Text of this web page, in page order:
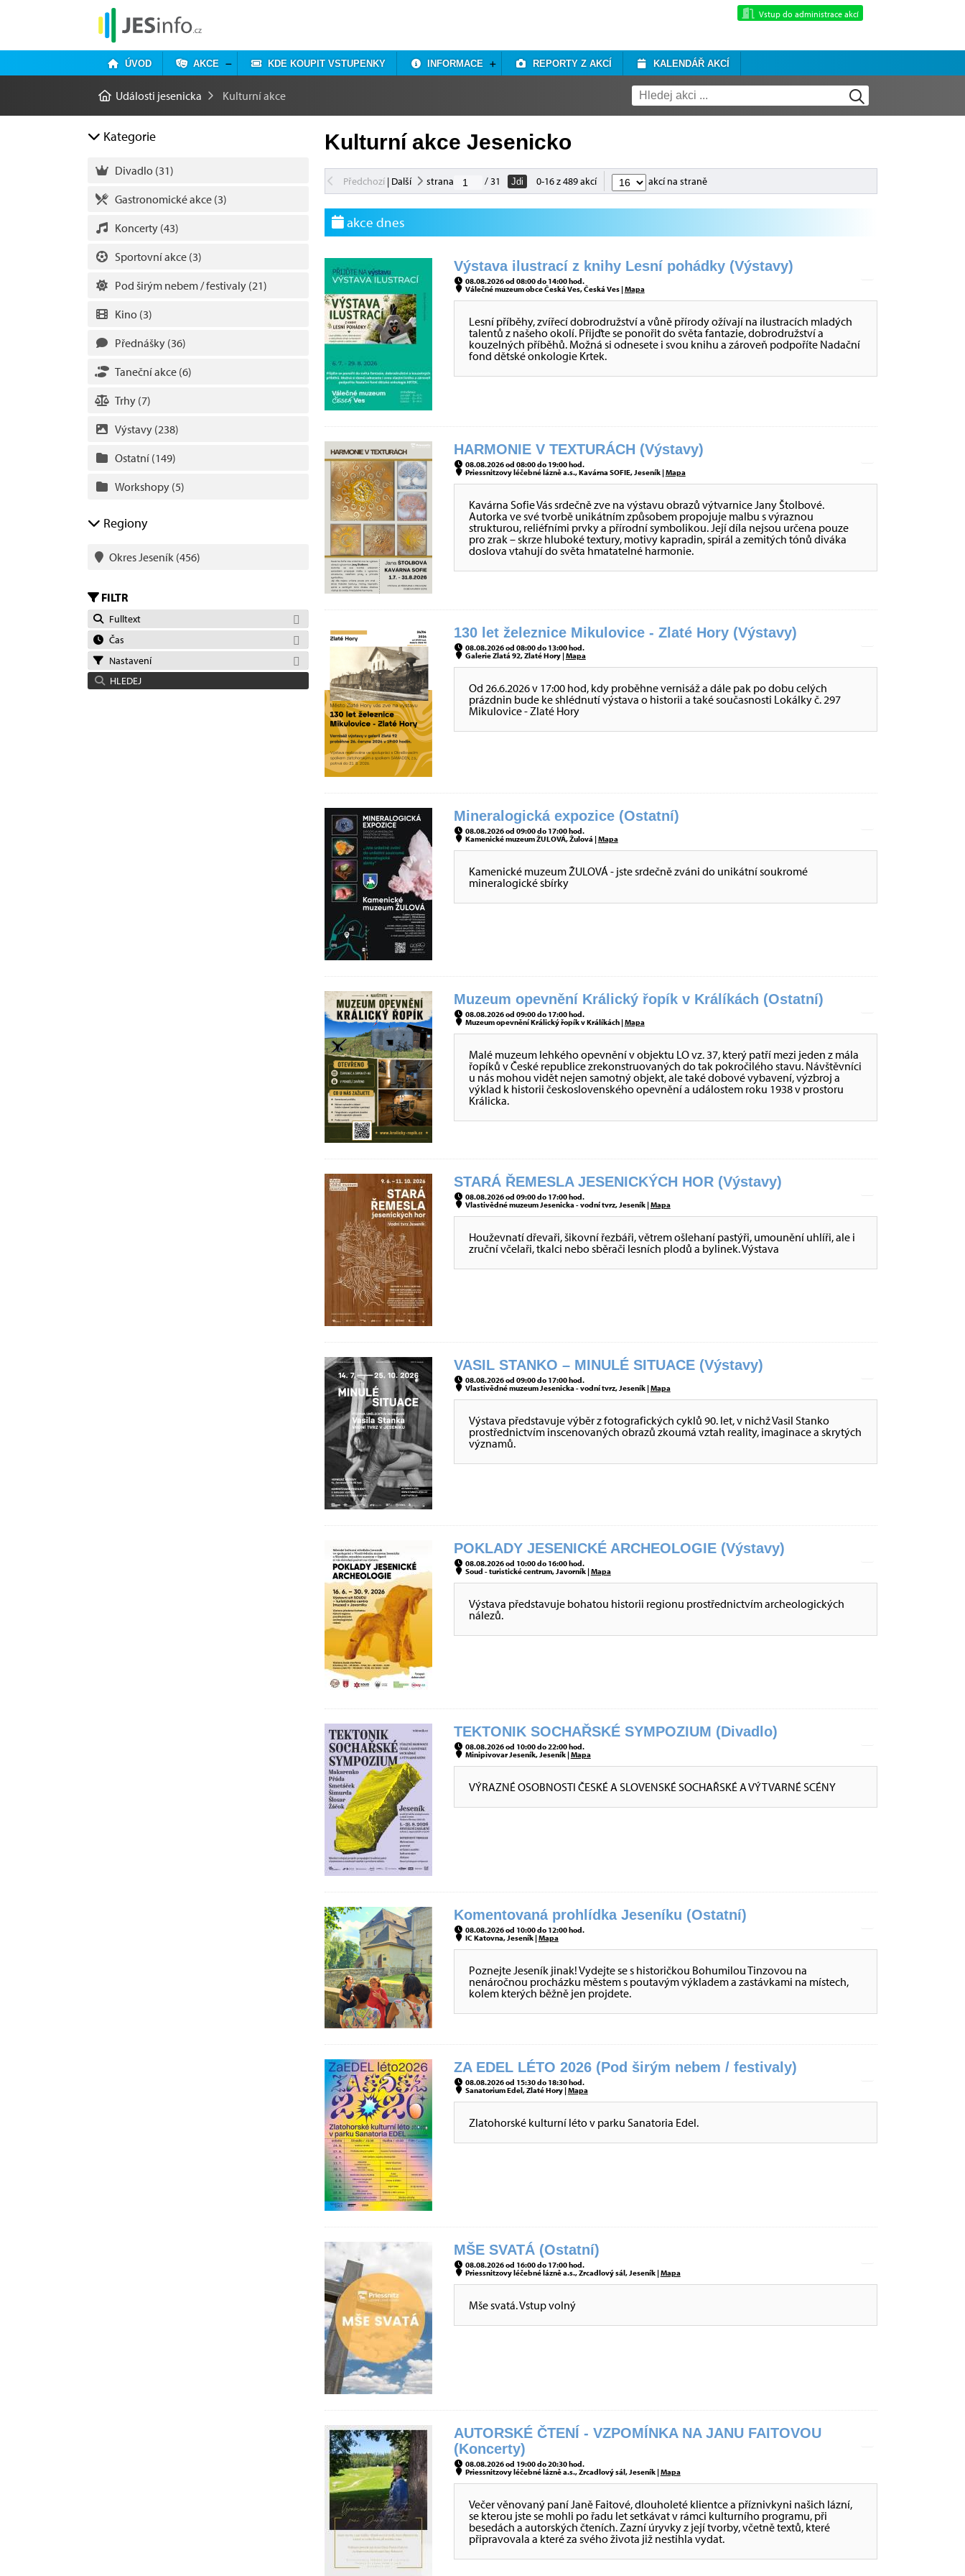
Vstup do administrace akcí
ÚVOD AKCE KDE KOUPIT VSTUPENKY INFORMACE REPORTY Z AKCÍ KALENDÁŘ AKCÍ
Události jesenicka Kulturní akce
Kategorie
Divadlo (31)
Gastronomické akce (3)
Koncerty (43)
Sportovní akce (3)
Pod širým nebem / festivaly (21)
Kino (3)
Přednášky (36)
Taneční akce (6)
Trhy (7)
Výstavy (238)
Ostatní (149)
Workshopy (5)
Regiony
Okres Jeseník (456)
FILTR
Fulltext
Čas
Nastavení
HLEDEJ
Kulturní akce Jesenicko
Předchozí| Další strana / 31 Jdi 0-16 z 489 akcí akcí na straně
akce dnes
Výstava ilustrací z knihy Lesní pohádky (Výstavy)
08.08.2026 od 08:00 do 14:00 hod.
Válečné muzeum obce Česká Ves, Česká Ves |Mapa
Lesní příběhy, zvířecí dobrodružství a vůně přírody ožívají na ilustracích mladých
talentů z našeho okolí. Přijďte se ponořit do světa fantazie, dobrodružství a
kouzelných příběhů. Možná si odnesete i svou knihu a zároveň podpoříte Nadační
fond dětské onkologie Krtek.
HARMONIE V TEXTURÁCH (Výstavy)
08.08.2026 od 08:00 do 19:00 hod.
Priessnitzovy léčebné lázně a.s., Kavárna SOFIE, Jeseník |Mapa
Kavárna Sofie Vás srdečně zve na výstavu obrazů výtvarnice Jany Štolbové.
Autorka ve své tvorbě unikátním způsobem propojuje malbu s výraznou
strukturou, reliéfními prvky a přírodní symbolikou. Její díla nejsou určena pouze
pro zrak – skrze hluboké textury, motivy kapradin, spirál a zemitých tónů diváka
doslova vtahují do světa hmatatelné harmonie.
130 let železnice Mikulovice - Zlaté Hory (Výstavy)
08.08.2026 od 08:00 do 13:00 hod.
Galerie Zlatá 92, Zlaté Hory |Mapa
Od 26.6.2026 v 17:00 hod, kdy proběhne vernisáž a dále pak po dobu celých
prázdnin bude ke shlédnutí výstava o historii a také současnosti Lokálky č. 297
Mikulovice - Zlaté Hory
Mineralogická expozice (Ostatní)
08.08.2026 od 09:00 do 17:00 hod.
Kamenické muzeum ŽULOVÁ, Žulová |Mapa
Kamenické muzeum ŽULOVÁ - jste srdečně zváni do unikátní soukromé
mineralogické sbírky
Muzeum opevnění Králický řopík v Králíkách (Ostatní)
08.08.2026 od 09:00 do 17:00 hod.
Muzeum opevnění Králický řopík v Králíkách |Mapa
Malé muzeum lehkého opevnění v objektu LO vz. 37, který patří mezi jeden z mála
řopíků v České republice zrekonstruovaných do tak pokročilého stavu. Návštěvníci
u nás mohou vidět nejen samotný objekt, ale také dobové vybavení, výzbroj a
výklad k historii československého opevnění a událostem roku 1938 v prostoru
Králicka.
STARÁ ŘEMESLA JESENICKÝCH HOR (Výstavy)
08.08.2026 od 09:00 do 17:00 hod.
Vlastivědné muzeum Jesenicka - vodní tvrz, Jeseník |Mapa
Houževnatí dřevaři, šikovní řezbáři, větrem ošlehaní pastýři, umounění uhlíři, ale i
zruční včelaři, tkalci nebo sběrači lesních plodů a bylinek. Výstava
VASIL STANKO – MINULÉ SITUACE (Výstavy)
08.08.2026 od 09:00 do 17:00 hod.
Vlastivědné muzeum Jesenicka - vodní tvrz, Jeseník |Mapa
Výstava představuje výběr z fotografických cyklů 90. let, v nichž Vasil Stanko
prostřednictvím inscenovaných obrazů zkoumá vztah reality, imaginace a skrytých
významů.
POKLADY JESENICKÉ ARCHEOLOGIE (Výstavy)
08.08.2026 od 10:00 do 16:00 hod.
Soud - turistické centrum, Javorník |Mapa
Výstava představuje bohatou historii regionu prostřednictvím archeologických
nálezů.
TEKTONIK SOCHAŘSKÉ SYMPOZIUM (Divadlo)
08.08.2026 od 10:00 do 22:00 hod.
Minipivovar Jeseník, Jeseník |Mapa
VÝRAZNÉ OSOBNOSTI ČESKÉ A SLOVENSKÉ SOCHAŘSKÉ A VÝTVARNÉ SCÉNY
Komentovaná prohlídka Jeseníku (Ostatní)
08.08.2026 od 10:00 do 12:00 hod.
IC Katovna, Jeseník |Mapa
Poznejte Jeseník jinak! Vydejte se s historičkou Bohumilou Tinzovou na
nenáročnou procházku městem s poutavým výkladem a zastávkami na místech,
kolem kterých běžně jen projdete.
ZA EDEL LÉTO 2026 (Pod širým nebem / festivaly)
08.08.2026 od 15:30 do 18:30 hod.
Sanatorium Edel, Zlaté Hory |Mapa
Zlatohorské kulturní léto v parku Sanatoria Edel.
MŠE SVATÁ (Ostatní)
08.08.2026 od 16:00 do 17:00 hod.
Priessnitzovy léčebné lázně a.s., Zrcadlový sál, Jeseník |Mapa
Mše svatá. Vstup volný
AUTORSKÉ ČTENÍ - VZPOMÍNKA NA JANU FAITOVOU
(Koncerty)
08.08.2026 od 19:00 do 20:30 hod.
Priessnitzovy léčebné lázně a.s., Zrcadlový sál, Jeseník |Mapa
Večer věnovaný paní Janě Faitové, dlouholeté klientce a příznivkyni našich lázní,
se kterou jste se mohli po řadu let setkávat v rámci kulturního programu, při
besedách a autorských čteních. Zazní úryvky z její tvorby, včetně textů, které
připravovala a které za svého života již nestihla vydat.